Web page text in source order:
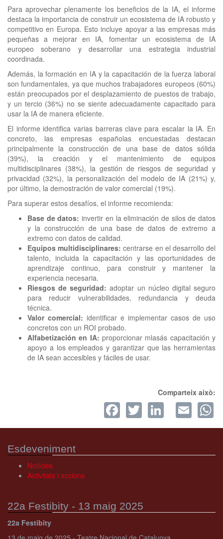
Para aprovechar plenamente los beneficios de la IA, el informe
destaca la importancia de construir un ecosistema de IA robusto y
competitivo en Europa. Esto incluye apoyar a las empresas más
pequeñas a mejorar en IA, fomentar un ecosistema de IA
europeo soberano y desarrollar una estrategia industrial
coordinada.
Además, la formación en IA y la capacitación de la fuerza laboral
son fundamentales, ya que muchos trabajadores europeos (60%)
están preocupados por el desplazamiento de puestos de trabajo,
y un tercio (36%) no se siente adecuadamente capacitado para
usar la IA de manera eficiente.
El informe identifica varias barreras clave para escalar la IA. En
concreto, las empresas españolas encuestadas destacan
principalmente la construcción de una base de datos sólida
(39%), la creación y el mantenimiento de equipos
multidisciplinares (38%), la gestión de riesgos de seguridad y
privacidad (32%), la personalización del modelo de IA (21%) y,
por último, la demostración de valor comercial (19%).
Para superar estos desafíos, el informe recomienda:
Base de datos: invertir en la eliminación de silos de datos
y la construcción de una base de datos de extremo a
extremo con datos de calidad.
Equipos multidisciplinares: centrarse en el desarrollo del
talento, incluida la capacitación y las oportunidades de
aprendizaje continuo, para construir y mantener la
experiencia necesaria.
Riesgos de seguridad: adoptar un núcleo digital seguro
para reducir vulnerabilidades, redundancia y deuda
técnica.
Valor comercial: identificar e implementar casos de uso
concretos con un ROI probado.
Alfabetización en IA: proporcionar mlasás capacitación y
apoyo a los empleados y garantizar que las herramientas
de IA sean accesibles y fáciles de usar.
Comparteix això:
Facebook
Twitter
Esdeveniment
Notícies
Activitats i accions
22a Festibity - 13 maig 2025
22a Festibity